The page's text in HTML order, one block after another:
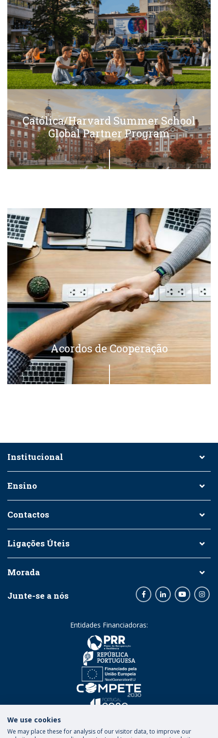
Católica/Harvard Summer School
Global Partner Program
Acordos de Cooperação
Institucional
Ensino
Contactos
Ligações Úteis
Morada
Junte-se a nós FacebookLinkedInYoutube
Entidades Financiadoras:
We use cookies
We may place these for analysis of our visitor data, to improve our